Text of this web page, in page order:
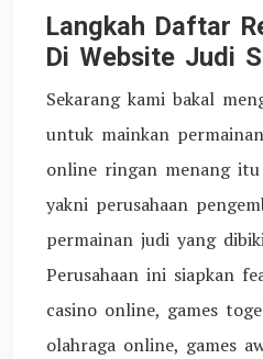
Langkah Daftar
Di Website Judi
Sekarang kami bakal
untuk mainkan
online ringan menang
yakni perusahaan
permainan judi yang
Perusahaan ini siapkan
casino online, games
olahraga online, games